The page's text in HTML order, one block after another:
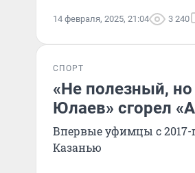
14 февраля, 2025, 21:04 3 240
СПОРТ
«Не полезный,
Юлаев» сгорел
Впервые уфимцы с 2017-
Казанью